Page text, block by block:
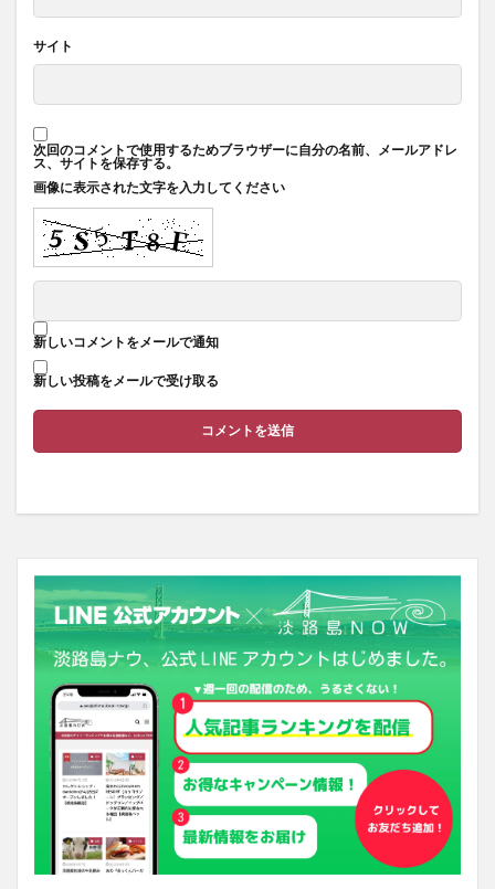
サイト
次回のコメントで使用するためブラウザーに自分の名前、メールアドレ
ス、サイトを保存する。
画像に表示された文字を入力してください
新しいコメントをメールで通知
新しい投稿をメールで受け取る